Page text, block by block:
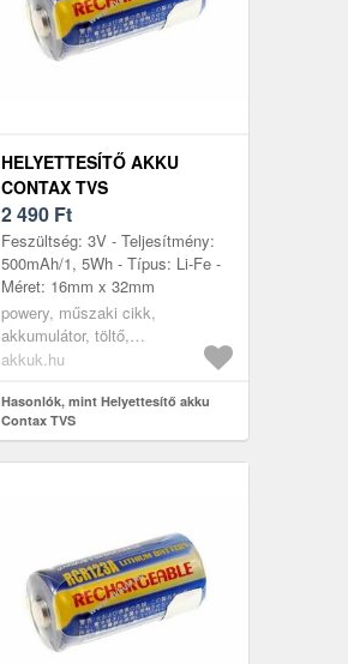
HELYETTESÍTŐ AKKU
CONTAX TVS
2 490 Ft
Feszültség: 3V - Teljesítmény:
500mAh/1, 5Wh - Típus: Li-Fe -
Méret: 16mm x 32mm
powery, műszaki cikk,
akkumulátor, töltő,
digitáliskamera akkumulátor
akkuk.hu
Hasonlók, mint Helyettesítő akku
Contax TVS